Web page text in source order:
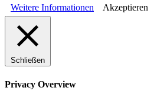
Weitere Informationen
Akzeptieren
Schließen
Privacy Overview